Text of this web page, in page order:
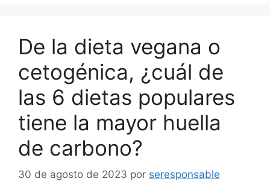
De la dieta vegana o
cetogénica, ¿cuál de
las 6 dietas populares
tiene la mayor huella
de carbono?
30 de agosto de 2023 por seresponsable